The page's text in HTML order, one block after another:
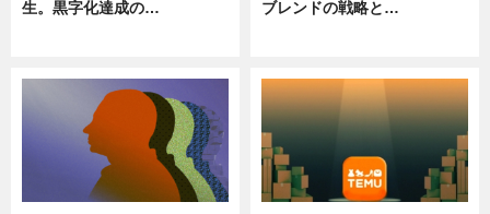
生。黒字化達成の… ブレンドの戦略と…